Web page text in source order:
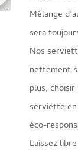
Mélange
sera
Nos
nettement
plus,
serviette en
éco-
Laissez